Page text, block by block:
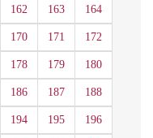
162 163 164
170 171 172
178 179 180
186 187 188
194 195 196